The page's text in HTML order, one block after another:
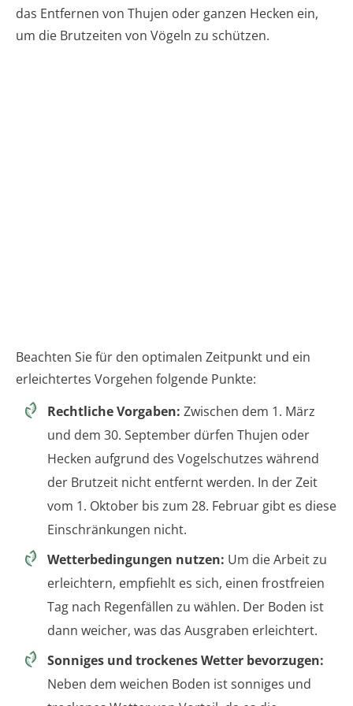
das Entfernen von Thujen oder ganzen Hecken ein,
um die Brutzeiten von Vögeln zu schützen.
Beachten Sie für den optimalen Zeitpunkt und ein
erleichtertes Vorgehen folgende Punkte:
Rechtliche Vorgaben: Zwischen dem 1. März
und dem 30. September dürfen Thujen oder
Hecken aufgrund des Vogelschutzes während
der Brutzeit nicht entfernt werden. In der Zeit
vom 1. Oktober bis zum 28. Februar gibt es diese
Einschränkungen nicht.
Wetterbedingungen nutzen: Um die Arbeit zu
erleichtern, empfiehlt es sich, einen frostfreien
Tag nach Regenfällen zu wählen. Der Boden ist
dann weicher, was das Ausgraben erleichtert.
Sonniges und trockenes Wetter bevorzugen:
Neben dem weichen Boden ist sonniges und